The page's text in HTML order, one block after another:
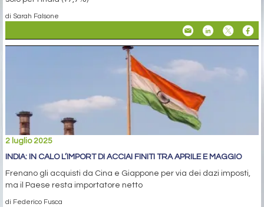
di Sarah Falsone
2 luglio 2025
INDIA: IN CALO L’IMPORT DI ACCIAI FINITI TRA APRILE E MAGGIO
Frenano gli acquisti da Cina e Giappone per via dei dazi imposti,
ma il Paese resta importatore netto
di Federico Fusca